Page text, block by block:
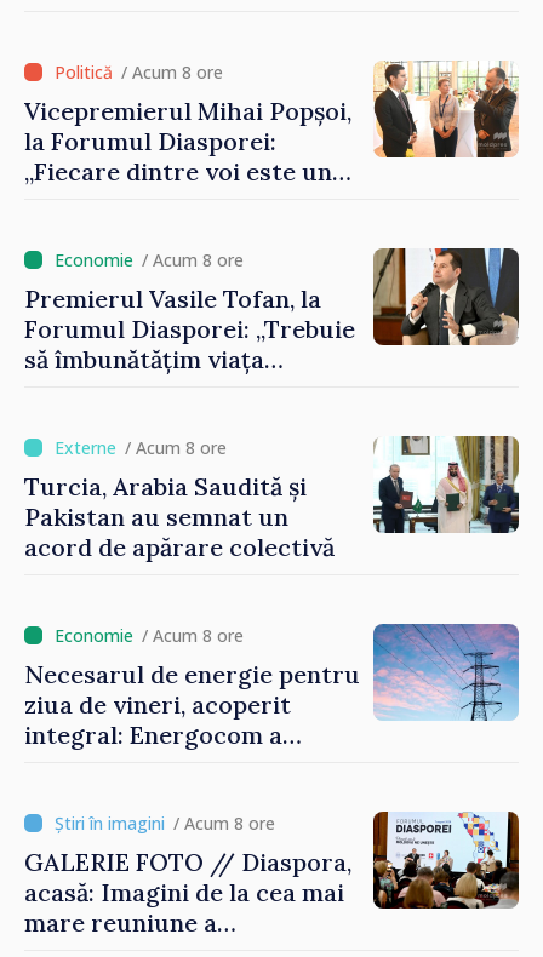
/ Acum 8 ore
Vicepremierul Mihai Popșoi,
la Forumul Diasporei:
„Fiecare dintre voi este un
imaginii Republicii Moldova”
/ Acum 8 ore
Premierul Vasile Tofan, la
Forumul Diasporei: „Trebuie
să îmbunătățim viața
/ Acum 8 ore
Turcia, Arabia Saudită și
Pakistan au semnat un
acord de apărare colectivă
/ Acum 8 ore
Necesarul de energie pentru
ziua de vineri, acoperit
integral: Energocom a
/ Acum 8 ore
GALERIE FOTO // Diaspora,
acasă: Imagini de la cea mai
mare reuniune a